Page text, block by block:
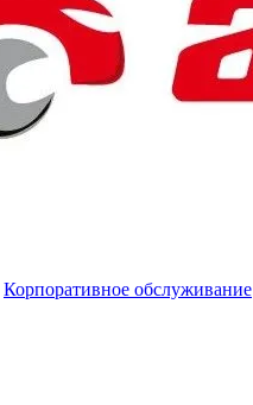
Корпоративное обслуживание